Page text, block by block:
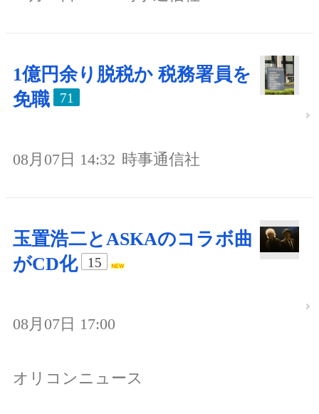
1億円余り脱税か 税務署員を
免職
71
08月07日 14:32 時事通信社
玉置浩二とASKAのコラボ曲
がCD化
15
08月07日 17:00
オリコンニュース